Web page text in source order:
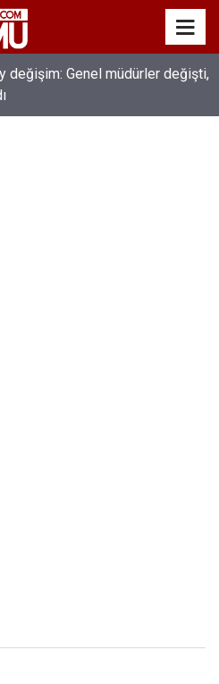
değişim: Genel müdürler değişti,